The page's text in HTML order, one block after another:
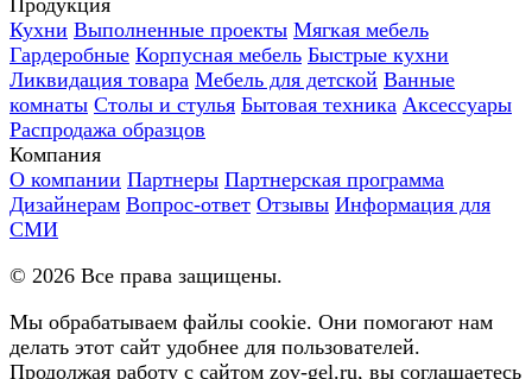
Кухни Выполненные проекты Мягкая мебель
Гардеробные Корпусная мебель Быстрые кухни
Ликвидация товара Мебель для детской Ванные
комнаты Столы и стулья Бытовая техника Аксессуары
Распродажа образцов
Компания
О компании Партнеры Партнерская программа
Дизайнерам Вопрос-ответ Отзывы Информация для
СМИ
© 2026 Все права защищены.
Мы обрабатываем файлы cookie. Они помогают нам
делать этот сайт удобнее для пользователей.
Продолжая работу с сайтом zov-gel.ru, вы соглашаетесь